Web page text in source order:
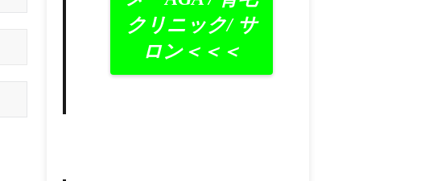
クリニック/ サ
ロン＜＜＜